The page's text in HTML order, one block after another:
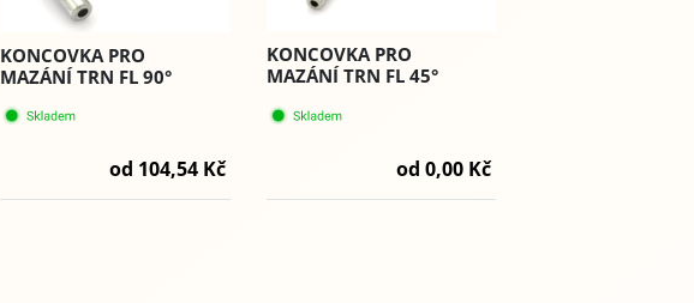
KONCOVKA PRO
MAZÁNÍ TRN FL 90°
od 104,54 Kč
KONCOVKA PRO
MAZÁNÍ TRN FL 45°
od 0,00 Kč